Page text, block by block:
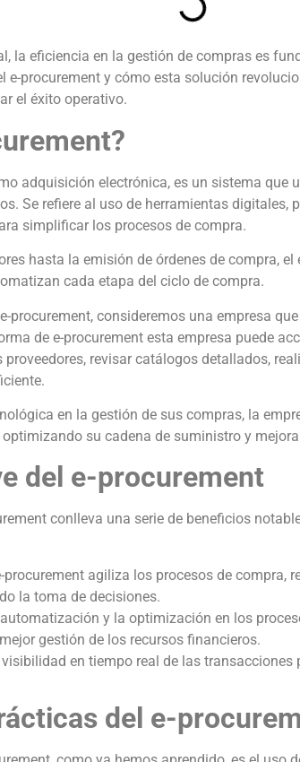
la eficiencia en la gestión de compras es
e-procurement y cómo esta solución
el éxito operativo.
adquisición electrónica, es un sistema
Se refiere al uso de herramientas digitales,
simplificar los procesos de compra.
hasta la emisión de órdenes de compra,
cada etapa del ciclo de compra.
procurement, consideremos una empresa
de e-procurement esta empresa puede
revisar catálogos detallados,
en la gestión de sus compras, la
su cadena de suministro y
del e-procurement
conlleva una serie de beneficios
procurement agiliza los procesos de compra,
la toma de decisiones.
y la optimización en los
gestión de los recursos financieros.
en tiempo real de las
del e-